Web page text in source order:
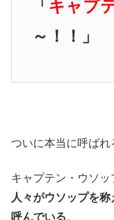
「 キャプ
～！！」
ついに本当に呼ばれ
キャプテン・ウソッ
人々がウソップを
呼んでいる。